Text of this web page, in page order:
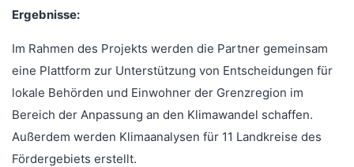
Ergebnisse:
Im Rahmen des Projekts werden die Partner gemeinsam
eine Plattform zur Unterstützung von Entscheidungen für
lokale Behörden und Einwohner der Grenzregion im
Bereich der Anpassung an den Klimawandel schaffen.
Außerdem werden Klimaanalysen für 11 Landkreise des
Fördergebiets erstellt.